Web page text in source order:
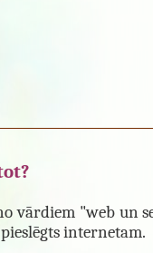
vārdiem "web un
internetam.